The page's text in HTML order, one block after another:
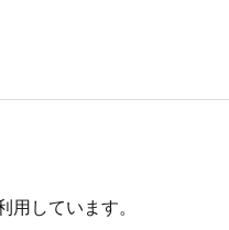
しています。